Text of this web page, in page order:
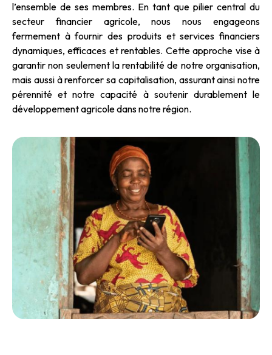
l’ensemble de ses membres. En tant que pilier central du
secteur financier agricole, nous nous engageons
fermement à fournir des produits et services financiers
dynamiques, efficaces et rentables. Cette approche vise à
garantir non seulement la rentabilité de notre organisation,
mais aussi à renforcer sa capitalisation, assurant ainsi notre
pérennité et notre capacité à soutenir durablement le
développement agricole dans notre région.